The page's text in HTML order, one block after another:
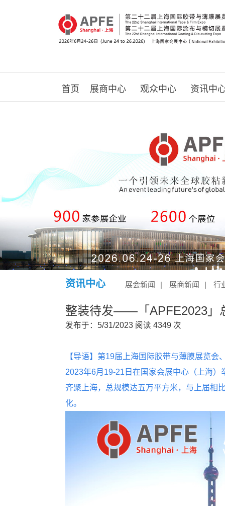
首页 展商中心 观众中心 资讯中
资讯中心 展会新闻 | 展商新闻 | 行
整装待发——「APFE2023」
发布于：5/31/2023 阅读 4349 次
【导语】第19届上海国际胶带与薄膜展览
2023年6月19-21日在国家会展中心（上海
齐聚上海，总规模达五万平方米，与上届相
化。